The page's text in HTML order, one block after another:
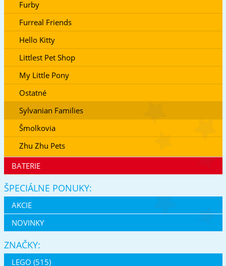
Furby
Furreal Friends
Hello Kitty
Littlest Pet Shop
My Little Pony
Ostatné
Sylvanian Families
Šmolkovia
Zhu Zhu Pets
BATERIE
ŠPECIÁLNE PONUKY:
AKCIE
NOVINKY
ZNAČKY:
LEGO (515)